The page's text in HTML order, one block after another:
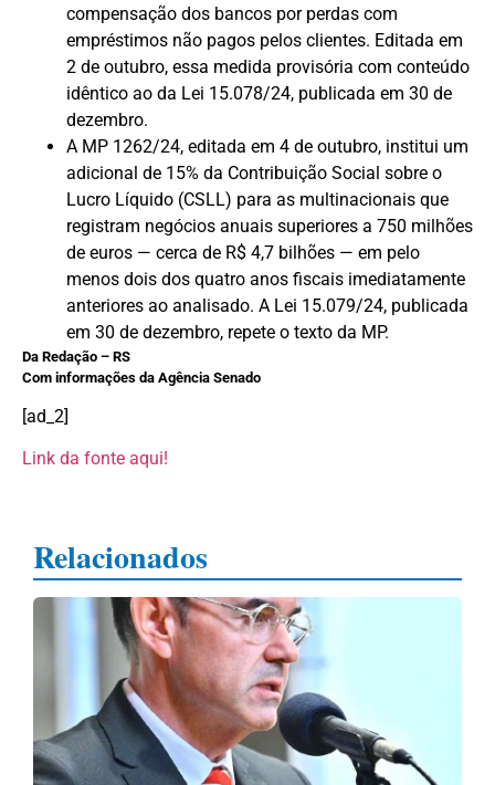
compensação dos bancos por perdas com
empréstimos não pagos pelos clientes. Editada em
2 de outubro, essa medida provisória com conteúdo
idêntico ao da Lei 15.078/24, publicada em 30 de
dezembro.
A MP 1262/24, editada em 4 de outubro, institui um
adicional de 15% da Contribuição Social sobre o
Lucro Líquido (CSLL) para as multinacionais que
registram negócios anuais superiores a 750 milhões
de euros — cerca de R$ 4,7 bilhões — em pelo
menos dois dos quatro anos fiscais imediatamente
anteriores ao analisado. A Lei 15.079/24, publicada
em 30 de dezembro, repete o texto da MP.
Da Redação – RS
Com informações da Agência Senado
[ad_2]
Link da fonte aqui!
Relacionados